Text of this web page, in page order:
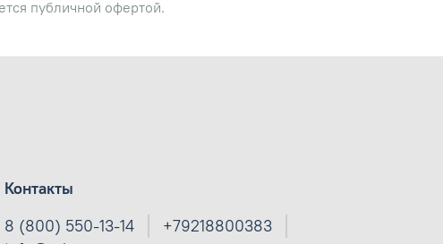
публичной офертой.
Контакты
8 (800) 550-13-14
+79218800383